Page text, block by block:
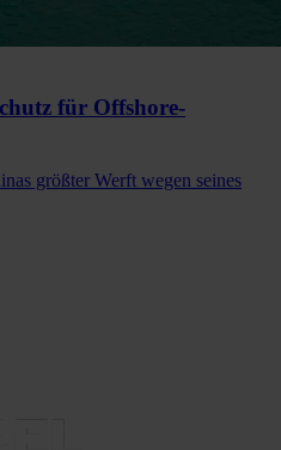
für Offshore-
größter Werft wegen seines